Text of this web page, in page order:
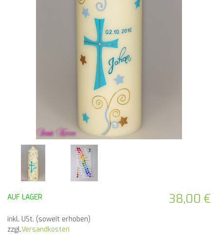
38,00 €
AUF LAGER
inkl. USt. (soweit erhoben)
zzgl.Versandkosten